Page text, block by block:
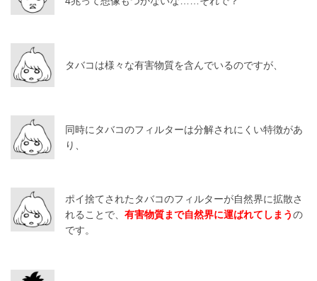
タバコは様々な有害物質を含んでいるのですが、
同時にタバコのフィルターは分解されにくい特徴があ
り、
ポイ捨てされたタバコのフィルターが自然界に拡散さ
れることで、 有害物質まで自然界に運ばれてしまうの
です。